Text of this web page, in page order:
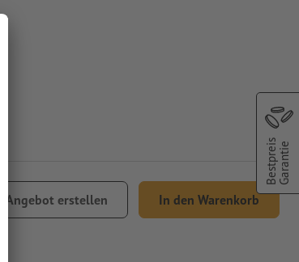
Angebot erstellen In den Warenkorb
BestpreisGarantie